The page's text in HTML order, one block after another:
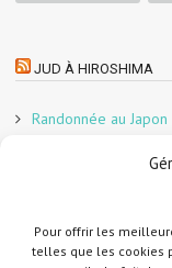
Pour offrir les
telles que les cookies
JUD À HIROSHIMA
Randonnée au
En direct sur Adobe
Un café et des
Slow Tourism à